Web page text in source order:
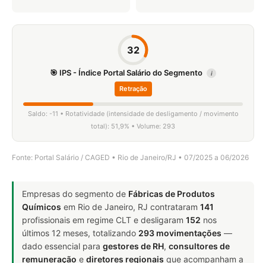
32
🎯 IPS - Índice Portal Salário do Segmento i
Retração
Saldo: -11 • Rotatividade (intensidade de desligamento / movimento
total): 51,9% • Volume: 293
Fonte: Portal Salário / CAGED • Rio de Janeiro/RJ • 07/2025 a 06/2026
Empresas do segmento de Fábricas de Produtos
Químicos em Rio de Janeiro, RJ contrataram 141
profissionais em regime CLT e desligaram 152 nos
últimos 12 meses, totalizando 293 movimentações —
dado essencial para gestores de RH, consultores de
remuneração e diretores regionais que acompanham a